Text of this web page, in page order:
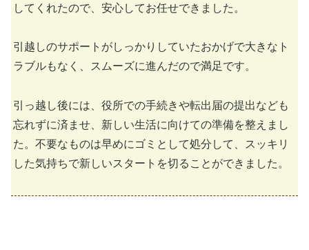
してくれたので、安心してお任せできました。
引越しのサポートがしっかりしていたおかげで大きなト
ラブルもなく、スムーズに進んだので満足です。
引っ越し後には、役所での手続きや転出届の提出なども
忘れずに済ませ、新しい生活に向けての準備を整えまし
た。不要なものは早めにゴミとして処分して、スッキリ
した気持ちで新しいスタートを切ることができました。